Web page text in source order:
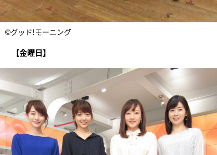
©グッド!モーニング
【金曜日】